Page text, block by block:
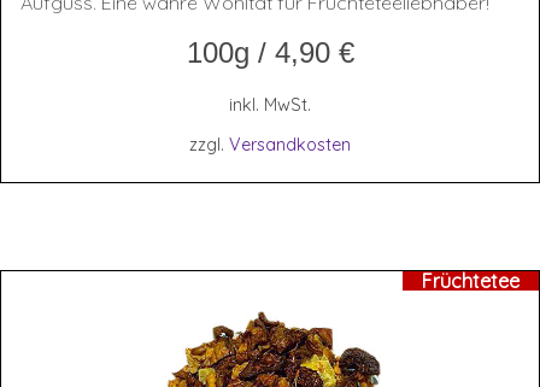
100g / 4,90 €
inkl. MwSt.
zzgl. Versandkosten
Früchtetee